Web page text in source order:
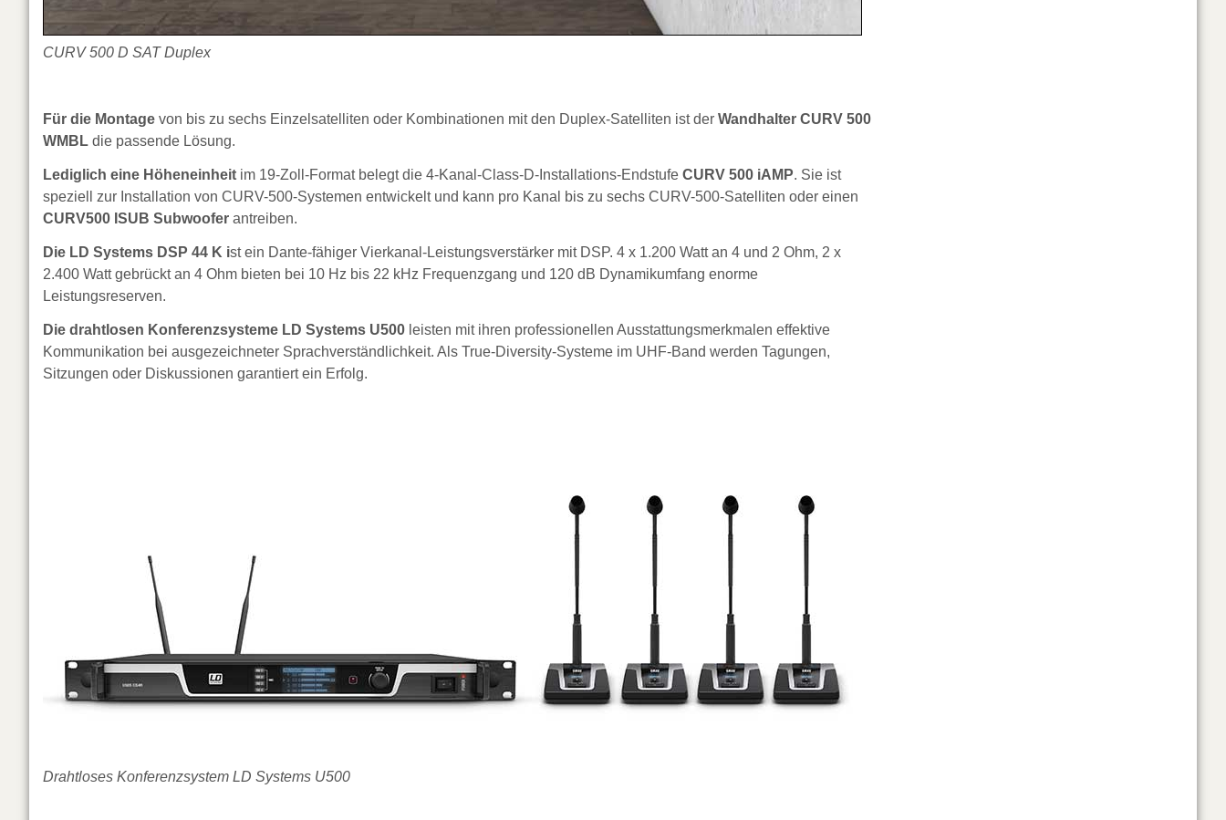
CURV 500 D SAT Duplex
Für die Montage von bis zu sechs Einzelsatelliten oder Kombinationen mit den Duplex-Satelliten ist der Wandhalter CURV 500
WMBL die passende Lösung.
Lediglich eine Höheneinheit im 19-Zoll-Format belegt die 4-Kanal-Class-D-Installations-Endstufe CURV 500 iAMP. Sie ist
speziell zur Installation von CURV-500-Systemen entwickelt und kann pro Kanal bis zu sechs CURV-500-Satelliten oder einen
CURV500 ISUB Subwoofer antreiben.
Die LD Systems DSP 44 K ist ein Dante-fähiger Vierkanal-Leistungsverstärker mit DSP. 4 x 1.200 Watt an 4 und 2 Ohm, 2 x
2.400 Watt gebrückt an 4 Ohm bieten bei 10 Hz bis 22 kHz Frequenzgang und 120 dB Dynamikumfang enorme
Leistungsreserven.
Die drahtlosen Konferenzsysteme LD Systems U500 leisten mit ihren professionellen Ausstattungsmerkmalen effektive
Kommunikation bei ausgezeichneter Sprachverständlichkeit. Als True-Diversity-Systeme im UHF-Band werden Tagungen,
Sitzungen oder Diskussionen garantiert ein Erfolg.
Drahtloses Konferenzsystem LD Systems U500